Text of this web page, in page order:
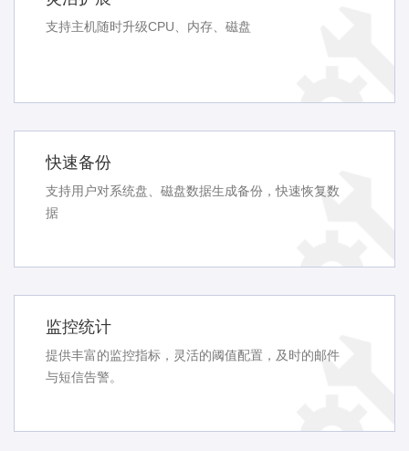
支持主机随时升级CPU、内存、磁盘
快速备份
支持用户对系统盘、磁盘数据生成备份，快速恢复数
据
监控统计
提供丰富的监控指标，灵活的阈值配置，及时的邮件
与短信告警。